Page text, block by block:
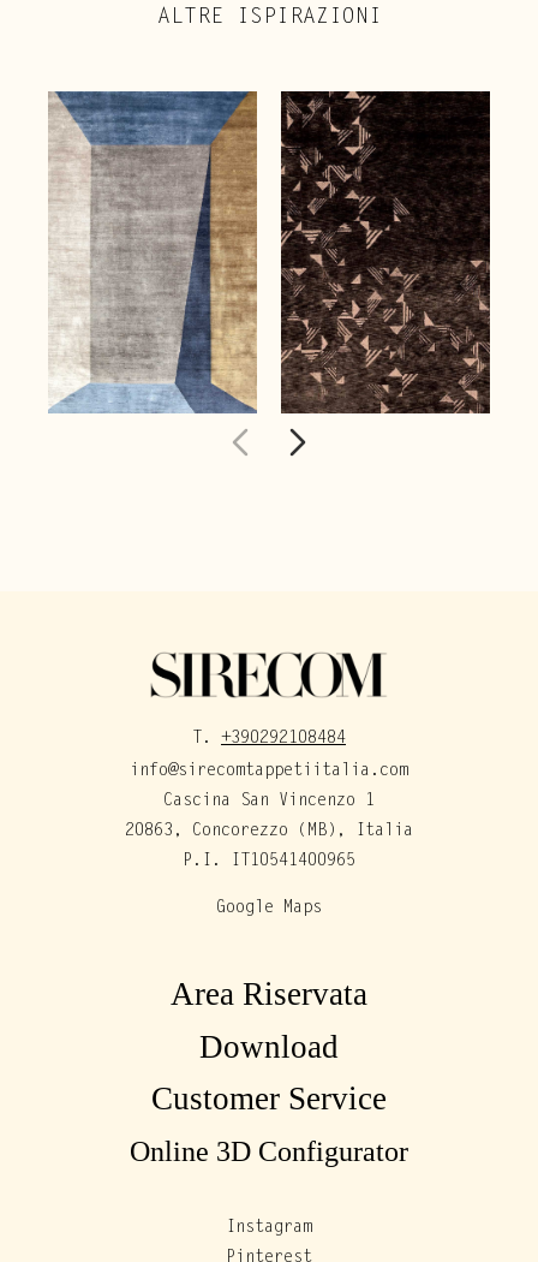
ALTRE ISPIRAZIONI
T. +390292108484
info@sirecomtappetiitalia.com
Cascina San Vincenzo 1
20863, Concorezzo (MB), Italia
P.I. IT10541400965
Google Maps
Instagram
Area Riservata
Download
Customer Service
Online 3D Configurator